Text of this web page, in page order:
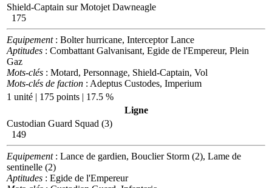
Shield-Captain sur Motojet Dawneagle
175
Equipement: Bolter hurricane, Interceptor Lance
Aptitudes : Combattant Galvanisant, Egide de l'Empereur, Plein
Gaz
Mots-clés : Motard, Personnage, Shield-Captain, Vol
Mots-clés de faction : Adeptus Custodes, Imperium
1 unité | 175 points | 17.5 %
Ligne
Custodian Guard Squad (3)
149
Equipement: Lance de gardien, Bouclier Storm (2), Lame de
sentinelle (2)
Aptitudes : Egide de l'Empereur